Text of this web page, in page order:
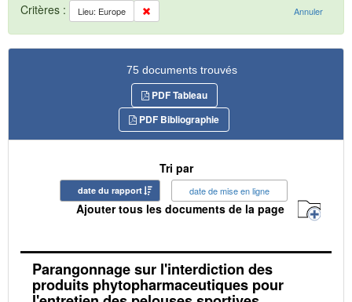
Critères : Lieu: Europe Annuler
75 documents trouvés
PDF Tableau
PDF Bibliographie
Tri par
date du rapport date de mise en ligne
Ajouter tous les documents de la page
Parangonnage sur l'interdiction des
produits phytopharmaceutiques pour